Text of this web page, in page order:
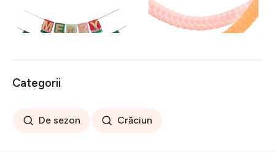
116 lei
Meri Meri
108 lei
Categorii
De sezon Crăciun